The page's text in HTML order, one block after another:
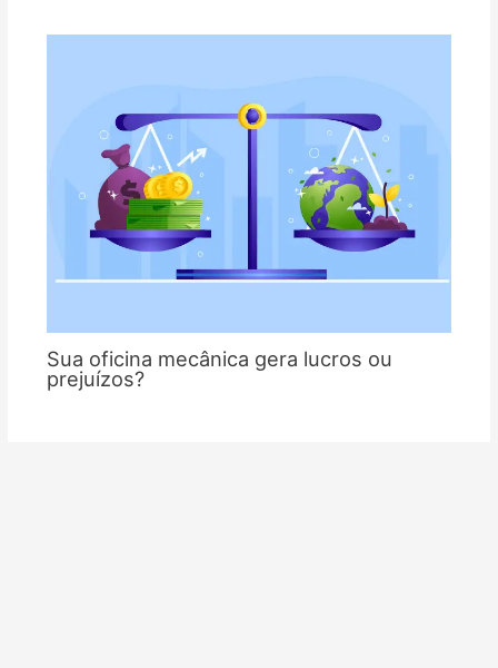
Sua oficina mecânica gera lucros ou
prejuízos?